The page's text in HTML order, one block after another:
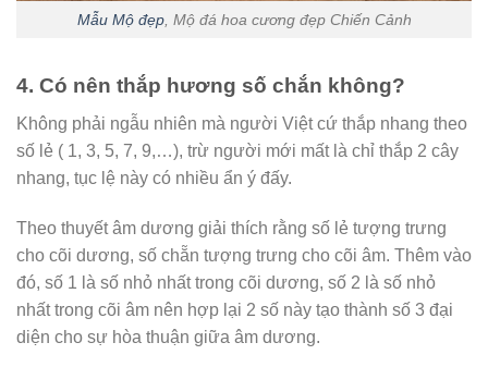
Mẫu Mộ đẹp, Mộ đá hoa cương đẹp Chiến Cảnh
4. Có nên thắp hương số chắn không?
Không phải ngẫu nhiên mà người Việt cứ thắp nhang theo
số lẻ ( 1, 3, 5, 7, 9,…), trừ người mới mất là chỉ thắp 2 cây
nhang, tục lệ này có nhiều ẩn ý đấy.
Theo thuyết âm dương giải thích rằng số lẻ tượng trưng
cho cõi dương, số chẵn tượng trưng cho cõi âm. Thêm vào
đó, số 1 là số nhỏ nhất trong cõi dương, số 2 là số nhỏ
nhất trong cõi âm nên hợp lại 2 số này tạo thành số 3 đại
diện cho sự hòa thuận giữa âm dương.